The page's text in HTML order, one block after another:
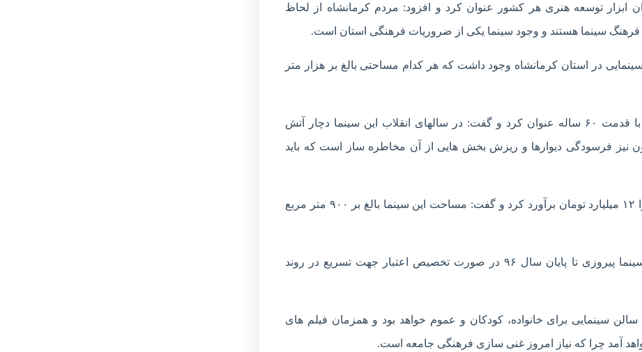
ابزار توسعه هنری هر کشور عنوان کرد و افزود: مردم کرمانشاه از لحاظ
سینما هستند و وجود سینما یکی از ضروریات فرهنگی استان است.
شد: در سالهای قبل بیش از ۱۴ سالن سینمایی در استان کرمانشاه وجود داشت که هر کدام مساحتی بالغ بر هزار متر
وی سینما پیروزی کرمانشاه را دارای سابقه تاریخی با قدمت ۶۰ ساله عنوان کرد و گفت: در سالهای انقلاب این سینما دچار آتش
فرسودگی دیوارها و ریزش بخش هایی از آن مخاطره ساز است که باید
سروری اعتبارات لازم برای بازسازی سینما پیروزی را ۱۲ میلیارد تومان برآورد کرد و گفت: مساحت این سینما بالغ بر ۹۰۰ متر مربع
رئیس حوزه هنری استان کرمانشاه از بهره برداری سینما پیروزی تا پایان سال ۹۶ در صورت تخصیص اعتبار جهت تسریع در روند
سینمایی برای خانواده، کودکان و عموم خواهد بود و همزمان فیلم های
آمد چرا که نیاز امروز غنی سازی فرهنگی جامعه است.